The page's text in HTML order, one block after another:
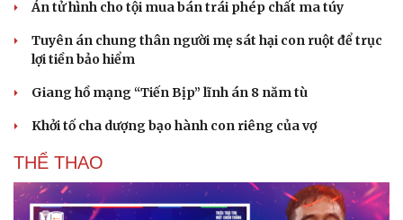
Án tử hình cho tội mua bán trái phép chất ma túy
Tuyên án chung thân người mẹ sát hại con ruột để trục
lợi tiền bảo hiểm
Giang hồ mạng “Tiến Bịp” lĩnh án 8 năm tù
Khởi tố cha dượng bạo hành con riêng của vợ
THỂ THAO